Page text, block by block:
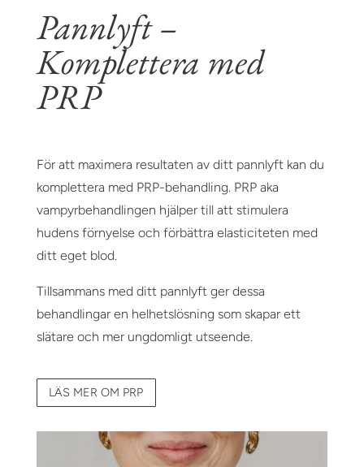
Pannlyft –
Komplettera med
PRP
För att maximera resultaten av ditt pannlyft kan du
komplettera med PRP-behandling. PRP aka
vampyrbehandlingen hjälper till att stimulera
hudens förnyelse och förbättra elasticiteten med
ditt eget blod.
Tillsammans med ditt pannlyft ger dessa
behandlingar en helhetslösning som skapar ett
slätare och mer ungdomligt utseende.
LÄS MER OM PRP